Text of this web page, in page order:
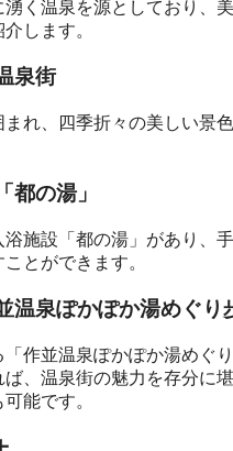
く温泉を源としており、
します。
泉街
れ、四季折々の美しい景
都の湯」
施設「都の湯」があり、
とができます。
温泉ぽかぽか湯めぐり
作並温泉ぽかぽか湯めぐ
ば、温泉街の魅力を存分に
能です。